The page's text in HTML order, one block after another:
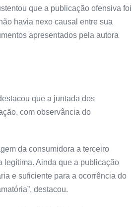
que a publicação ofensiva foi
havia nexo causal entre sua
apresentados pela autora
que a juntada dos
com observância do
da consumidora a terceiro
legítima. Ainda que a publicação
e suficiente para a ocorrência do
destacou.